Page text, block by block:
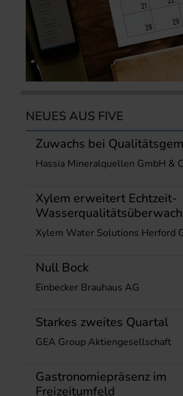
NEUES AUS FIVE
Zuwachs bei
Hassia Mineralquellen GmbH &
Xylem erweitert Echtzeit-
Xylem Water Solutions Herford
Null Bock
Einbecker Brauhaus AG
Starkes zweites Quartal
GEA Group Aktiengesellschaft
Gastronomiepräsenz im
Freizeitumfeld